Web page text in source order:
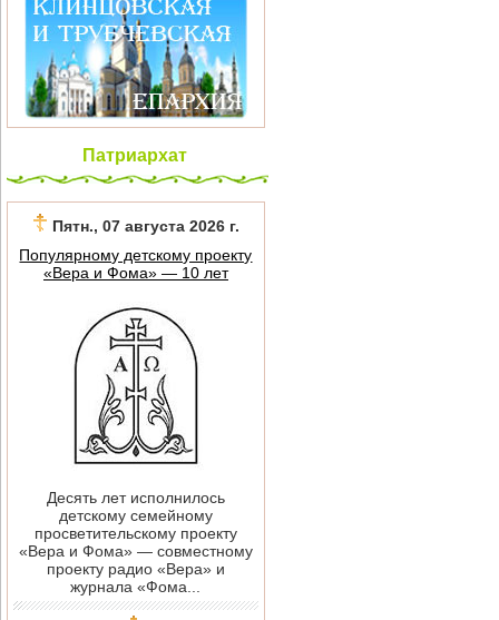
Патриархат
Пятн., 07 августа 2026 г.
Популярному детскому проекту
«Вера и Фома» — 10 лет
Десять лет исполнилось
детскому семейному
просветительскому проекту
«Вера и Фома» — совместному
проекту радио «Вера» и
журнала «Фома...